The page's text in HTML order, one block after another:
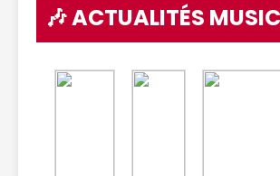
🎶 ACTUALITÉS